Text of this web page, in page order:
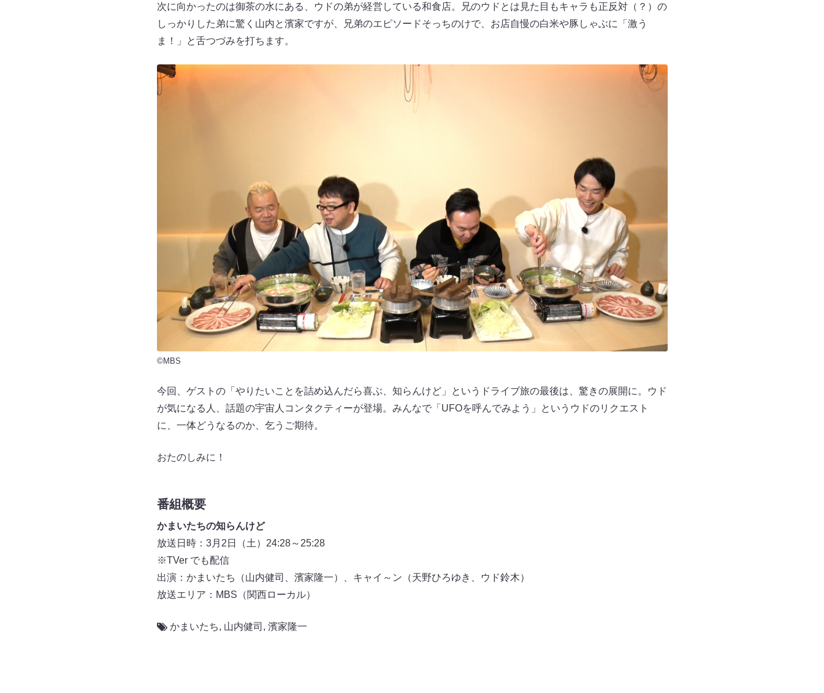
次に向かったのは御茶の水にある、ウドの弟が経営している和食店。兄のウドとは見た目もキャラも正反対（？）の
しっかりした弟に驚く山内と濱家ですが、兄弟のエピソードそっちのけで、お店自慢の白米や豚しゃぶに「激う
ま！」と舌つづみを打ちます。
©MBS
今回、ゲストの「やりたいことを詰め込んだら喜ぶ、知らんけど」というドライブ旅の最後は、驚きの展開に。ウド
が気になる人、話題の宇宙人コンタクティーが登場。みんなで「UFOを呼んでみよう」というウドのリクエスト
に、一体どうなるのか、乞うご期待。
おたのしみに！
番組概要
かまいたちの知らんけど
放送日時：3月2日（土）24:28～25:28
※TVer でも配信
出演：かまいたち（山内健司、濱家隆一）、キャイ～ン（天野ひろゆき、ウド鈴木）
放送エリア：MBS（関西ローカル）
かまいたち, 山内健司 , 濱家隆一